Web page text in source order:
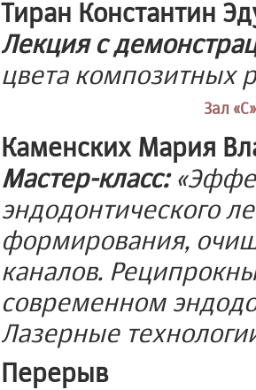
Тиран Константин
Лекция с
цвета композитных
Зал
Каменских Мария
Мастер-класс:
эндодонтического
формирования,
каналов.
современном
Лазерные
Перерыв